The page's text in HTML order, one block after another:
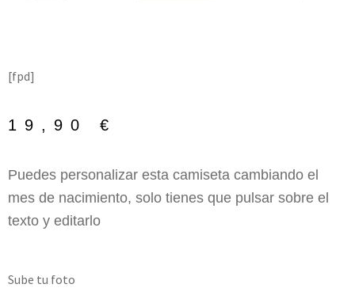
[fpd]
19,90 €
Puedes personalizar esta camiseta cambiando el
mes de nacimiento, solo tienes que pulsar sobre el
texto y editarlo
Sube tu foto